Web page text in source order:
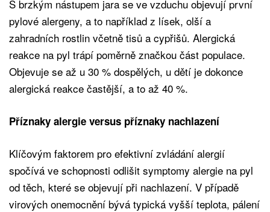
S brzkým nástupem jara se ve vzduchu objevují první
pylové alergeny, a to například z lísek, olší a
zahradních rostlin včetně tisů a cypřišů. Alergická
reakce na pyl trápí poměrně značkou část populace.
Objevuje se až u 30 % dospělých, u dětí je dokonce
alergická reakce častější, a to až 40 %.
Příznaky alergie versus příznaky nachlazení
Klíčovým faktorem pro efektivní zvládání alergií
spočívá ve schopnosti odlišit symptomy alergie na pyl
od těch, které se objevují při nachlazení. V případě
virových onemocnění bývá typická vyšší teplota, pálení